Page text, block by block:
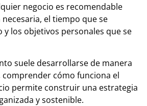
negocio es recomendable
el tiempo que se
y los objetivos personales que se
suele desarrollarse de manera
comprender cómo funciona el
permite construir una estrategia
y sostenible.